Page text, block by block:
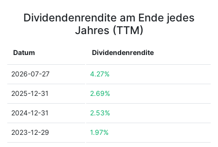
Dividendenrendite am Ende jedes
Jahres (TTM)
Datum Dividendenrendite
2026-07-27 4.27%
2025-12-31 2.69%
2024-12-31 2.53%
2023-12-29 1.97%